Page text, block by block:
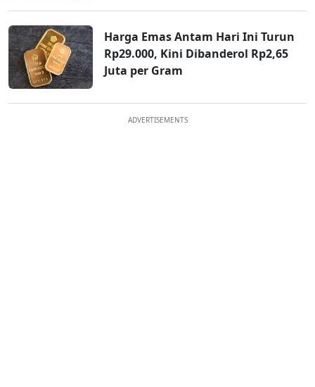
Harga Emas Antam Hari Ini Turun
Rp29.000, Kini Dibanderol Rp2,65
Juta per Gram
ADVERTISEMENTS